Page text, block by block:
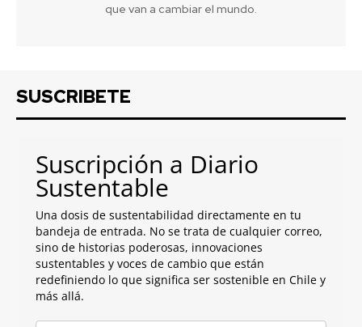
que van a cambiar el mundo.
SUSCRIBETE
Suscripción a Diario
Sustentable
Una dosis de sustentabilidad directamente en tu
bandeja de entrada. No se trata de cualquier correo,
sino de historias poderosas, innovaciones
sustentables y voces de cambio que están
redefiniendo lo que significa ser sostenible en Chile y
más allá.